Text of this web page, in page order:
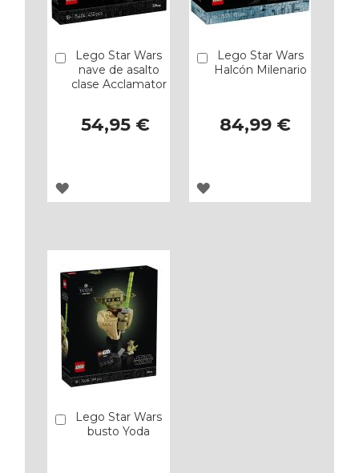
Lego Star Wars
nave de asalto
clase Acclamator
54,95 €
Añadir
AGREGAR
FAVORITOS
Lego Star Wars
Halcón Milenario
84,99 €
Añadir
AGREGAR
Lego Star Wars
busto Yoda
Añadir